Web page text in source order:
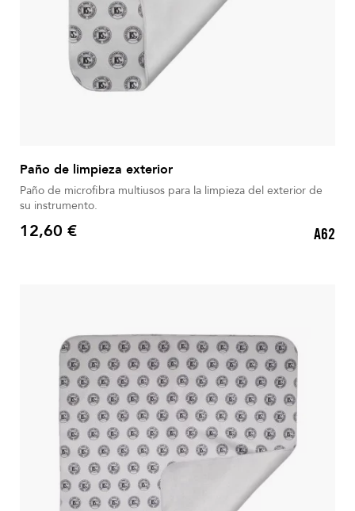
Paño de limpieza exterior
Paño de microfibra multiusos para la limpieza del exterior de
su instrumento.
Precio
12,60 € A62